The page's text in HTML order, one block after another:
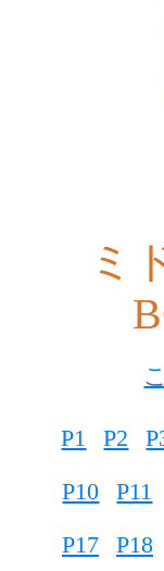
ミ
P1 P2
P10
P11
P17
P18